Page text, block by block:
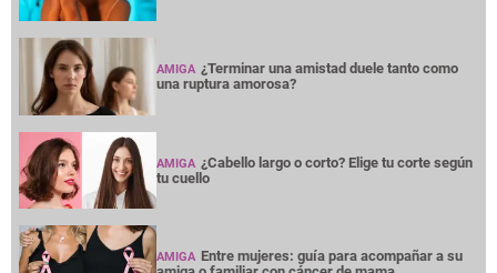
AMIGA ¿Terminar una amistad duele tanto como
una ruptura amorosa?
AMIGA ¿Cabello largo o corto? Elige tu corte según
tu cuello
AMIGA Entre mujeres: guía para acompañar a su